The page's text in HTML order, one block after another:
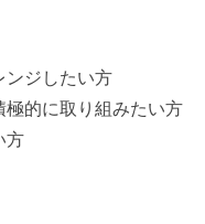
ジしたい方
的に取り組みたい方
方